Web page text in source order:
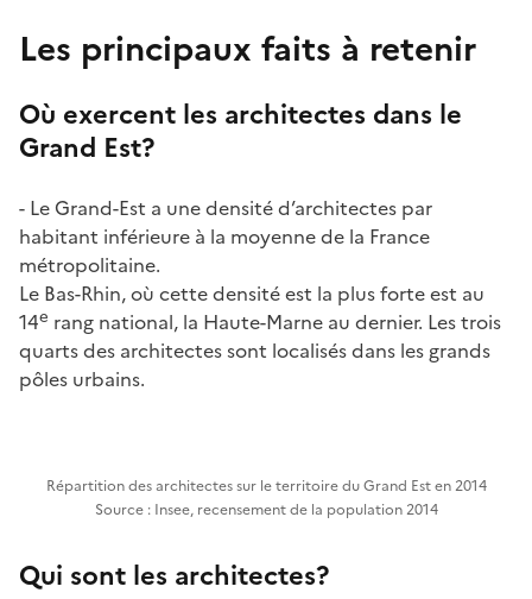
Les principaux faits à retenir
Où exercent les architectes dans le
Grand Est?
- Le Grand-Est a une densité d’architectes par
habitant inférieure à la moyenne de la France
métropolitaine.
Le Bas-Rhin, où cette densité est la plus forte est au
14e rang national, la Haute-Marne au dernier. Les trois
quarts des architectes sont localisés dans les grands
pôles urbains.
Répartition des architectes sur le territoire du Grand Est en 2014
Source : Insee, recensement de la population 2014
Qui sont les architectes?